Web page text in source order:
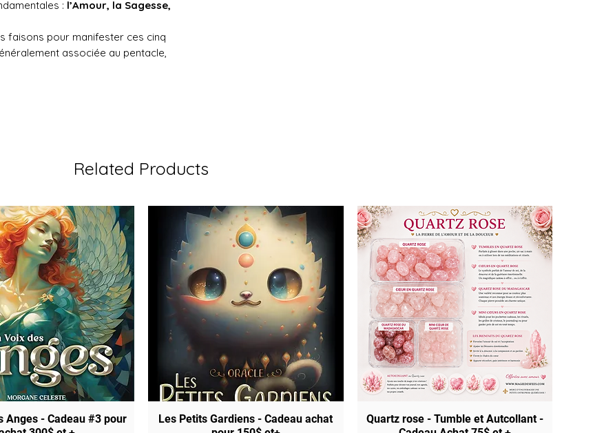
: l’Amour, la Sagesse,
faisons pour manifester ces cinq
associée au pentacle,
Related Products
Quick View
Anges - Cadeau #3 pour
Quick View
Les Petits Gardiens - Cadeau achat
Quick View
Quartz rose - Tumble et Autcollant -